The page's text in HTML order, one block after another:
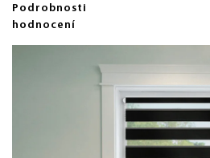
Podrobnosti
hodnocení